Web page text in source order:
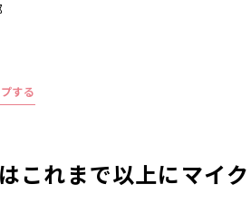
する
これまで以上にマイ